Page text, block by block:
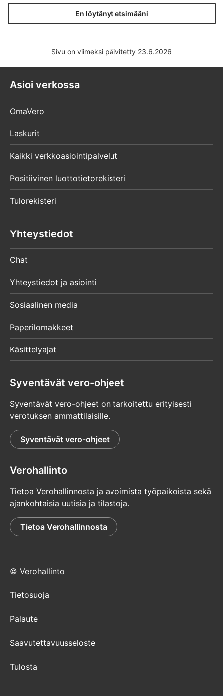
En löytänyt etsimääni
Sivu on viimeksi päivitetty 23.6.2026
Asioi verkossa
OmaVero
Laskurit
Kaikki verkkoasiointipalvelut
Positiivinen luottotietorekisteri
Tulorekisteri
Yhteystiedot
Chat
Yhteystiedot ja asiointi
Sosiaalinen media
Paperilomakkeet
Käsittelyajat
Syventävät vero-ohjeet
Syventävät vero-ohjeet on tarkoitettu erityisesti
verotuksen ammattilaisille.
Syventävät vero-ohjeet
Verohallinto
Tietoa Verohallinnosta ja avoimista työpaikoista sekä
ajankohtaisia uutisia ja tilastoja.
Tietoa Verohallinnosta
© Verohallinto
Tietosuoja
Palaute
Saavutettavuusseloste
Tulosta